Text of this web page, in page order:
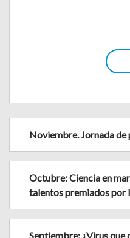
Noviembre. Jornada
Octubre: Ciencia en
talentos premiados por
Septiembre: ¿Virus que